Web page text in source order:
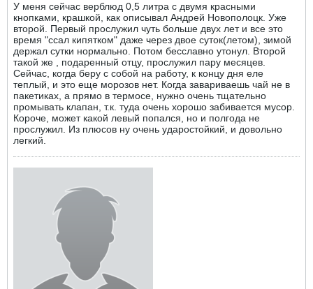
У меня сейчас верблюд 0,5 литра с двумя красными
кнопками, крашкой, как описывал Андрей Новополоцк. Уже
второй. Первый прослужил чуть больше двух лет и все это
время "ссал кипятком" даже через двое суток(летом), зимой
держал сутки нормально. Потом бесславно утонул. Второй
такой же , подаренный отцу, прослужил пару месяцев.
Сейчас, когда беру с собой на работу, к концу дня еле
теплый, и это еще морозов нет. Когда завариваешь чай не в
пакетиках, а прямо в термосе, нужно очень тщательно
промывать клапан, т.к. туда очень хорошо забивается мусор.
Короче, может какой левый попался, но и полгода не
прослужил. Из плюсов ну очень ударостойкий, и довольно
легкий.